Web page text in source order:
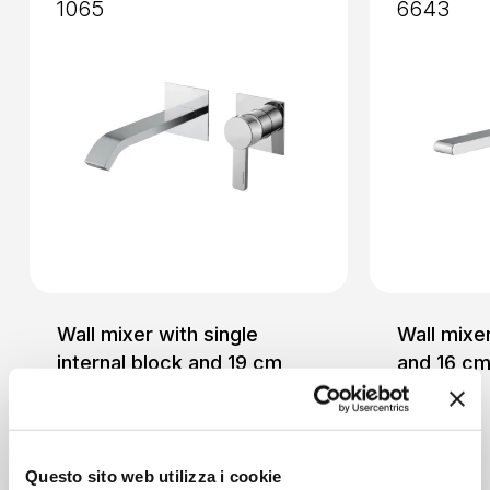
Questo sito web utilizza i cookie
Wall mixer with single
internal block and 19 cm
1065
Wall
and 16
Basin
6643